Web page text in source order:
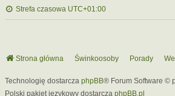
Strefa czasowa UTC+01:00
Strona główna Świnkoosoby Porady
Technologię dostarcza phpBB® Forum Software ©
Polski pakiet językowy dostarcza phpBB.pl